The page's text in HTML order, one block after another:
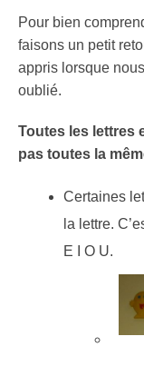
Pour bien
faisons un petit
appris lorsque
oublié.
Toutes les lettres
pas toutes la
Certaines
la lettre.
E I O U.